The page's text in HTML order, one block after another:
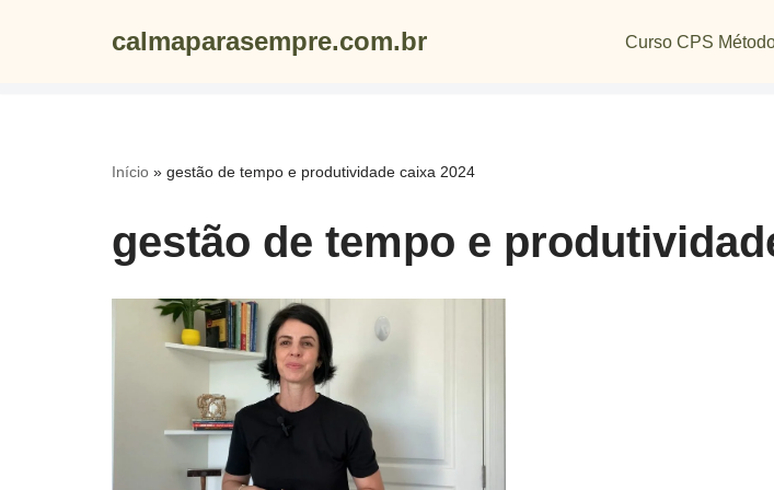
calmaparasempre.com.br Curso CPS
Início » gestão de tempo e produtividade caixa 2024
gestão de tempo e